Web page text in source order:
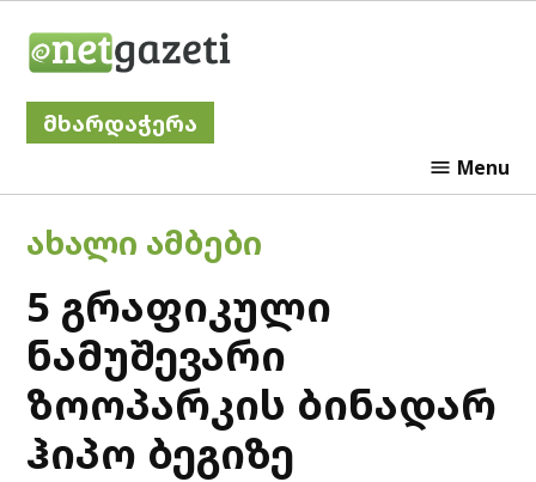
მხარდაჭერა
Menu
POSTED
ᲐᲮᲐᲚᲘ ᲐᲛᲑᲔᲑᲘ
5 გრაფიკული
ნამუშევარი
ზოოპარკის ბინადარ
ჰიპო ბეგიზე